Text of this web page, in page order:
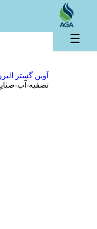
آوین گستر البرز
تصفیه-آب-
☰